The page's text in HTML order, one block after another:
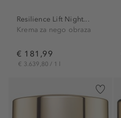
Resilience Lift Night...
Krema za nego obraza
€ 181,99
€ 3.639,80 / 1 l